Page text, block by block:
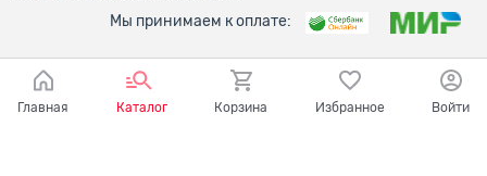
Мы принимаем к оплате:
Главная Каталог Корзина Избранное Войти